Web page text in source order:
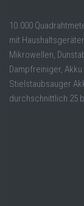
10.000
mit
Mikrowellen,
Dampfreiniger,
Stielstaubsauger
durchschnittlich 25